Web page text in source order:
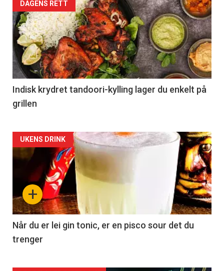
DAGENS RETT
Indisk krydret tandoori-kylling lager du enkelt på
grillen
Forsiden
akkurat
nå
-
2
+
UKENS DRINK
Når du er lei gin tonic, er en pisco sour det du
trenger